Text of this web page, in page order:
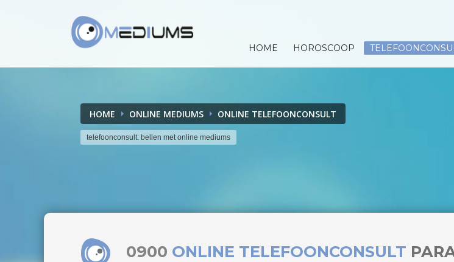
HOME HOROSCOOP
HOME ONLINE MEDIUMS ONLINE TELEFOONCONSULT
telefoonconsult: bellen met online mediums
0900 ONLINE TELEFOONCONSULT